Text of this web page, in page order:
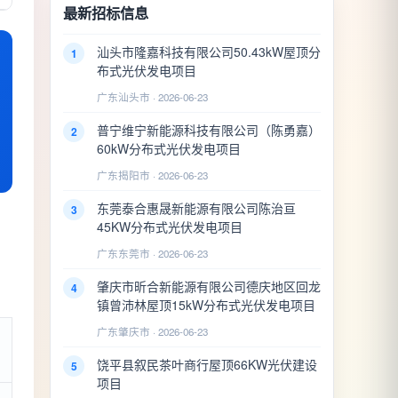
最新招标信息
1
汕头市隆嘉科技有限公司50.43kW屋顶分
布式光伏发电项目
广东汕头市 · 2026-06-23
2
普宁维宁新能源科技有限公司（陈勇嘉）
60kW分布式光伏发电项目
广东揭阳市 · 2026-06-23
3
东莞泰合惠晟新能源有限公司陈治亘
45KW分布式光伏发电项目
广东东莞市 · 2026-06-23
4
肇庆市昕合新能源有限公司德庆地区回龙
镇曾沛林屋顶15kW分布式光伏发电项目
广东肇庆市 · 2026-06-23
5
饶平县叙民茶叶商行屋顶66KW光伏建设
项目